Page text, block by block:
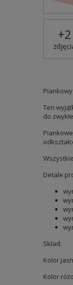
+2
Ten
do
Detale
Skład:
Kolor
Kolor